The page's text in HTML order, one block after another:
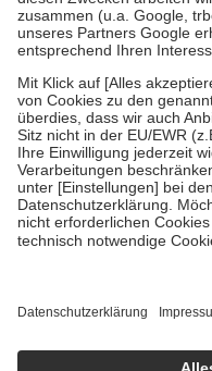
Verordnung.
Um das Engagement der
stärken und die besondere
fallenkeine Zuzahlungenan
• Kindern und Jugendlichen
mit Ausnahme der
• Untersuchungen zur
GKV getragen werden
• empfohlenen
• Harn- und Blutteststreifen
getroffen, um
https://help.etrusted.com/